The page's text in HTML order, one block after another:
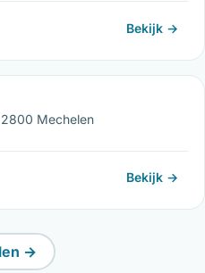
Bekijk →
Mechelen
Bekijk →
→